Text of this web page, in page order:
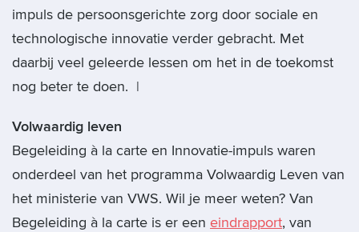
impuls de persoonsgerichte zorg door sociale en
technologische innovatie verder gebracht. Met
daarbij veel geleerde lessen om het in de toekomst
nog beter te doen. |
Volwaardig leven
Begeleiding à la carte en Innovatie-impuls waren
onderdeel van het programma Volwaardig Leven van
het ministerie van VWS. Wil je meer weten? Van
Begeleiding à la carte is er een eindrapport, van